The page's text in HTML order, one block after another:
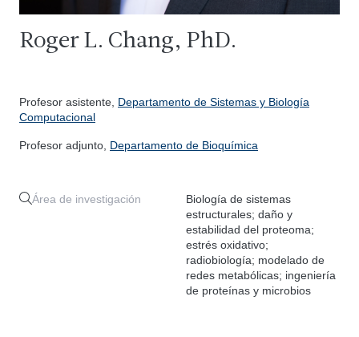
Roger L. Chang, PhD.
Profesor asistente, Departamento de Sistemas y Biología
Computacional
Profesor adjunto, Departamento de Bioquímica
Área de investigación
Biología de sistemas
estructurales; daño y
estabilidad del proteoma;
estrés oxidativo;
radiobiología; modelado de
redes metabólicas; ingeniería
de proteínas y microbios